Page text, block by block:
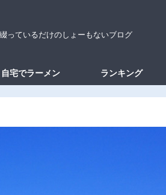
っているだけのしょーもないブログ
自宅でラーメン ランキング